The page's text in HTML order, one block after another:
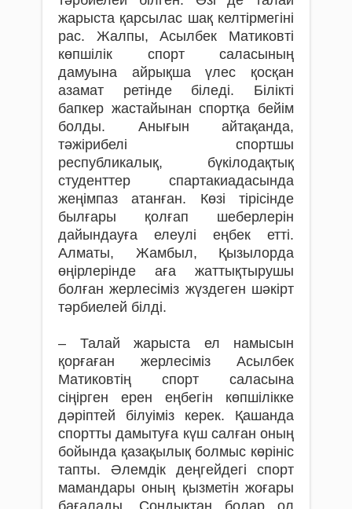
жарыста қарсылас шақ келтірмегіні
рас. Жалпы, Асылбек Матиковті
көпшілік спорт саласының
дамуына айрықша үлес қосқан
азамат ретінде біледі. Білікті
бапкер жастайынан спортқа бейім
болды. Анығын айтақанда,
тәжірибелі спортшы
республикалық, бүкілодақтық
студенттер спартакиадасында
жеңімпаз атанған. Көзі тірісінде
былғары қолғап шеберлерін
дайындауға елеулі еңбек етті.
Алматы, Жамбыл, Қызылорда
өңірлерінде аға жаттықтырушы
болған жерлесіміз жүздеген шәкірт
тәрбиелей білді.
– Талай жарыста ел намысын
қорғаған жерлесіміз Асылбек
Матиковтің спорт саласына
сіңірген ерен еңбегін көпшілікке
дәріптей білуіміз керек. Қашанда
спортты дамытуға күш салған оның
бойында қазақылық болмыс көрініс
тапты. Әлемдік деңгейдегі спорт
мамандары оның қызметін жоғары